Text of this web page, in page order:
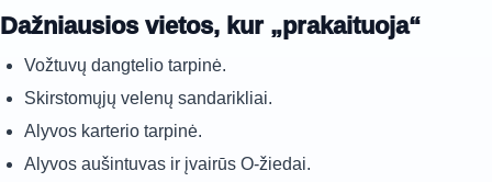
Dažniausios vietos, kur „prakaituoja“
Vožtuvų dangtelio tarpinė.
Skirstomųjų velenų sandarikliai.
Alyvos karterio tarpinė.
Alyvos aušintuvas ir įvairūs O-žiedai.